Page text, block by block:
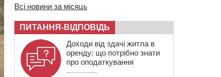
Всі новини за місяць
ПИТАННЯ-ВІДПОВІДЬ
Доходи від здачі житла в
оренду: що потрібно знати
про оподаткування